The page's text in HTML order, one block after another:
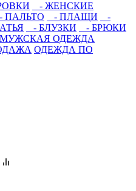
- ЖЕНСКИЕ
ПАЛЬТО - ПЛАЩИ
-
- БЛУЗКИ
- БРЮКИ
МУЖСКАЯ ОДЕЖДА
ОДЕЖДА ПО